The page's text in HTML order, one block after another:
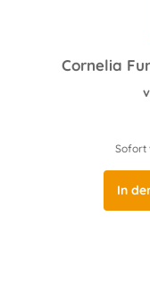
Sofort
In